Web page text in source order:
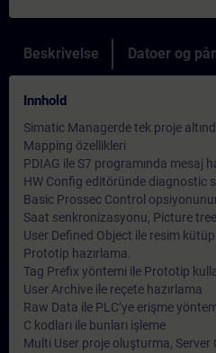
Beskrivelse Datoer og
Innhold
Simatic Managerde tek proje
Mapping özellikleri
PDIAG ile S7 programında mesaj
HW Config editöründe diagnostic
Basic Prossec Control
Saat senkronizasyonu, Picture
User Defined Object ile resim
Prototip hazırlama.
Tag Prefix yöntemi ile Prototip
User Archive ile reçete hazırlama
Raw Data ile PLC’ye erişme
C kodları ile bunları işleme
Multi User proje oluşturma,